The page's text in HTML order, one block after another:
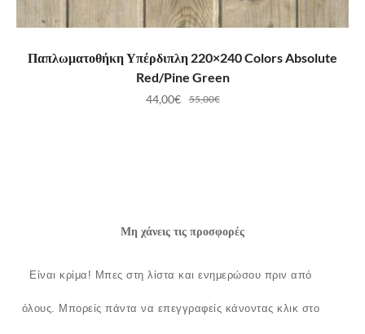
ΠΡΟΣΘΉΚΗ ΣΤΟ ΚΑΛΆΘΙ
Παπλωματοθήκη Υπέρδιπλη 220×240 Colors Absolute
Red/Pine Green
55,00€
44,00€
Μη χάνεις τις προσφορές
Είναι κρίμα! Μπες στη λίστα και ενημερώσου πριν από
όλους. Μπορείς πάντα να επεγγραφείς κάνοντας κλικ στο